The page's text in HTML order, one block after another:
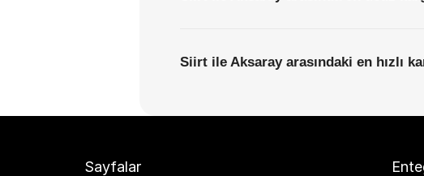
Siirt ile Aksaray arasındaki en hızlı
Sayfalar